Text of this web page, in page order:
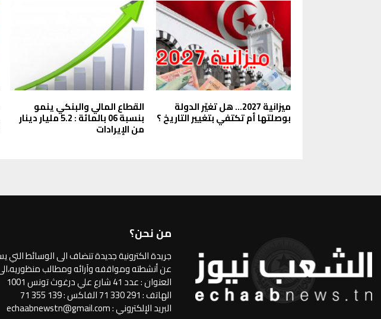
ميزانية 2027… هل تغيّر الدولة
بوصلتها أم تكتفي بتغيير التاريخ ؟
القطاع المالي والبنكي ينمو
بنسبة 06 بالمائة : 5.2 مليار دينار
من الإيرادات
من نحن؟
جريدة الكترونية جديدة تنضاف الى الوسائط التي
عن أنشطته ومواقفه وآرائه ومطالب
العنوان : عدد 41 شارع علي درغوث تونس 1001
الهاتف : 291 330 71 الفاكس : 139 355 71
البريد الإلكتروني : echaabnewstn@gmail.com